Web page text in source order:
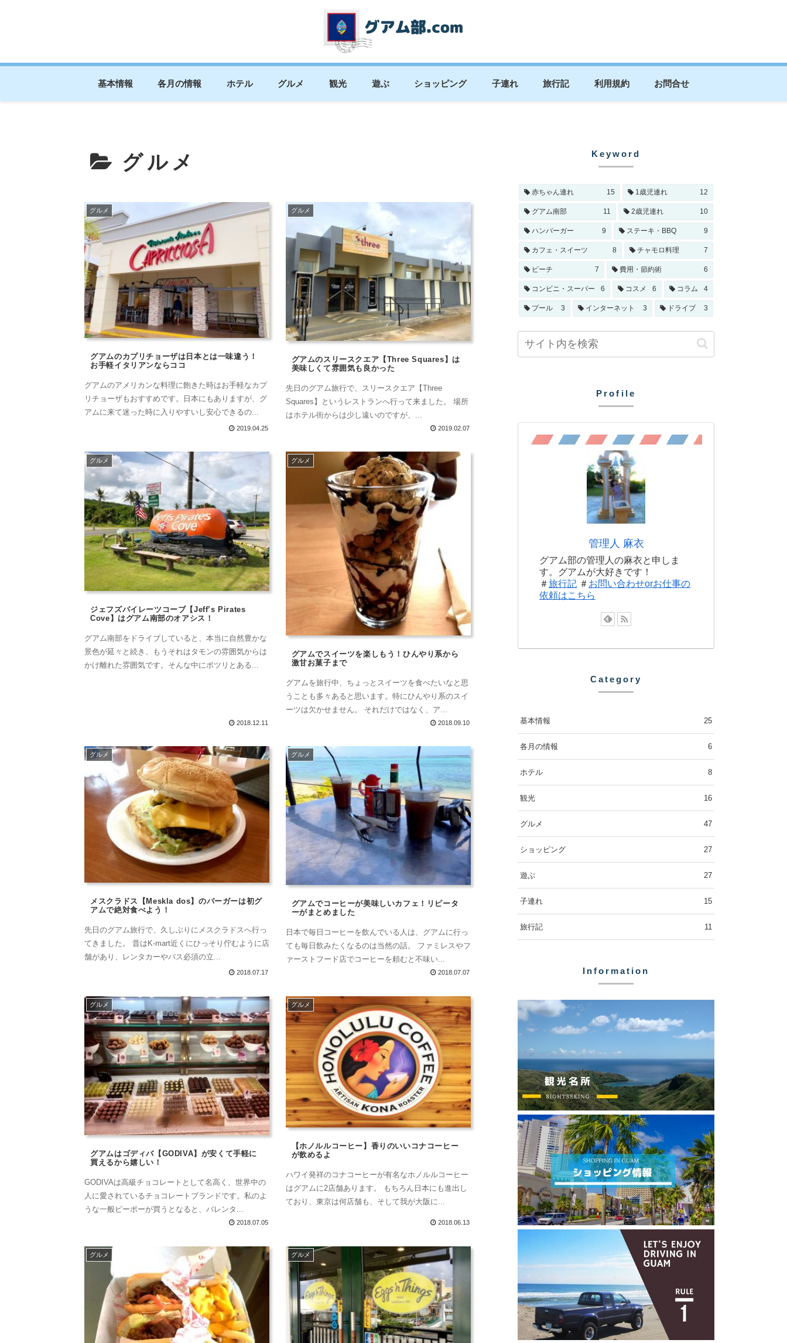
基本情報 各月の情報 ホテル グルメ 観光 遊ぶ ショッピング 子連れ 旅行記 利用規約 お問合せ
グルメ
グルメ
グアムのカプリチョーザは日本とは一味違う！
お手軽イタリアンならココ
グアムのアメリカンな料理に飽きた時はお手軽なカプ
リチョーザもおすすめです。日本にもありますが、グ
アムに来て迷った時に入りやすいし安心できるの...
2019.04.25
グルメ
グアムのスリースクエア【Three Squares】は
美味しくて雰囲気も良かった
先日のグアム旅行で、スリースクエア【Three
Squares】というレストランへ行って来ました。 場所
はホテル街からは少し遠いのですが、...
2019.02.07
グルメ
ジェフズパイレーツコーブ【Jeff’s Pirates
Cove】はグアム南部のオアシス！
グアム南部をドライブしていると、本当に自然豊かな
景色が延々と続き、もうそれはタモンの雰囲気からは
かけ離れた雰囲気です。そんな中にポツリとある...
2018.12.11
グルメ
グアムでスイーツを楽しもう！ひんやり系から
激甘お菓子まで
グアムを旅行中、ちょっとスイーツを食べたいなと思
うことも多々あると思います。特にひんやり系のスイ
ーツは欠かせません。 それだけではなく、ア...
2018.09.10
グルメ
メスクラドス【Meskla dos】のバーガーは初グ
アムで絶対食べよう！
先日のグアム旅行で、久しぶりにメスクラドスへ行っ
てきました。 昔はK-mart近くにひっそり佇むように店
舗があり、レンタカーやバス必須の立...
2018.07.17
グルメ
グアムでコーヒーが美味しいカフェ！リピータ
ーがまとめました
日本で毎日コーヒーを飲んでいる人は、グアムに行っ
ても毎日飲みたくなるのは当然の話。 ファミレスやフ
ァーストフード店でコーヒーを頼むと不味い...
2018.07.07
グルメ
グアムはゴディバ【GODIVA】が安くて手軽に
買えるから嬉しい！
GODIVAは高級チョコレートとして名高く、世界中の
人に愛されているチョコレートブランドです。私のよ
うな一般ピーポーが買うとなると、バレンタ...
2018.07.05
グルメ
【ホノルルコーヒー】香りのいいコナコーヒー
が飲めるよ
ハワイ発祥のコナコーヒーが有名なホノルルコーヒー
はグアムに2店舗あります。 もちろん日本にも進出し
ており、東京は何店舗も、そして我が大阪に...
2018.06.13
グルメ グルメ
Keyword
赤ちゃん連れ 15 1歳児連れ 12
グアム南部 11 2歳児連れ 10
ハンバーガー 9 ステーキ・BBQ 9
カフェ・スイーツ 8 チャモロ料理 7
ビーチ 7 費用・節約術 6
コンビニ・スーパー 6 コスメ 6 コラム 4
プール 3 インターネット 3 ドライブ 3
Profile
管理人 麻衣
グアム部の管理人の麻衣と申しま
す。グアムが大好きです！
＃旅行記 ＃ お問い合わせorお仕事の
依頼はこちら
Category
基本情報 25
各月の情報 6
ホテル 8
観光 16
グルメ 47
ショッピング 27
遊ぶ 27
子連れ 15
旅行記 11
Information